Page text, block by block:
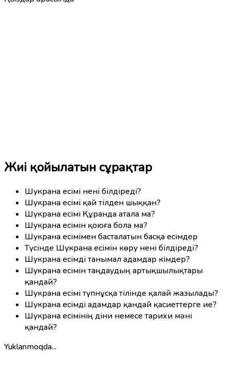
Жиі қойылатын сұрақтар
Шукрана есімі нені білдіреді?
Шукрана есімі қай тілден шыққан?
Шукрана есімі Құранда атала ма?
Шукрана есімін қоюға бола ма?
Шукрана есімімен басталатын басқа есімдер
Түсінде Шукрана есімін көру нені білдіреді?
Шукрана есімді танымал адамдар кімдер?
Шукрана есімін таңдаудың артықшылықтары
қандай?
Шукрана есімі түпнұсқа тілінде қалай жазылады?
Шукрана есімді адамдар қандай қасиеттерге ие?
Шукрана есімінің діни немесе тарихи мәні
қандай?
Yuklanmoqda...